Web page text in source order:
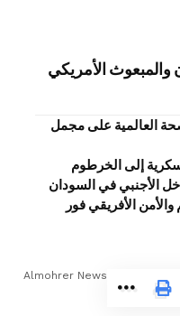
والمبعوث الأمريكي
العالمية على مجمل
إلى الخرطوم
الأجنبي في السودان
الأفريقي فور
© 2024 Almohrer News. winwin